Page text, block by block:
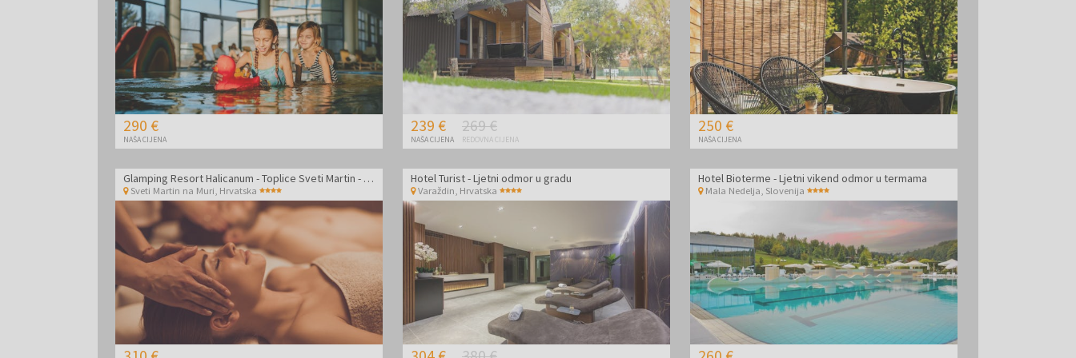
290 €
NAŠA CIJENA
239 €
NAŠA CIJENA
269 €
REDOVNA CIJENA
250 €
NAŠA CIJENA
Glamping Resort Halicanum - Toplice Sveti Martin - Vikend odmor uz masažu
Sveti Martin na Muri Hrvatska
Hotel Turist - Ljetni odmor u gradu
Varaždin Hrvatska
Hotel Bioterme - Ljetni vikend odmor u termama
Mala Nedelja Slovenija